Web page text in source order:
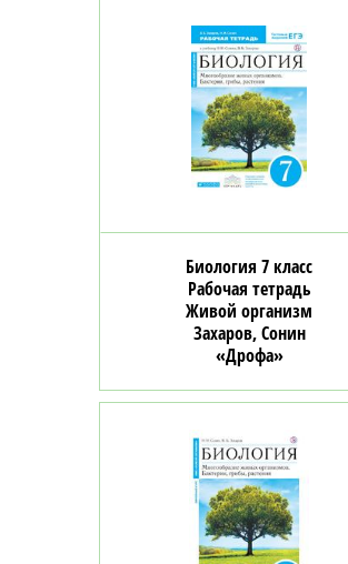
Биология 7 класс
Рабочая тетрадь
Живой организм
Захаров, Сонин
«Дрофа»